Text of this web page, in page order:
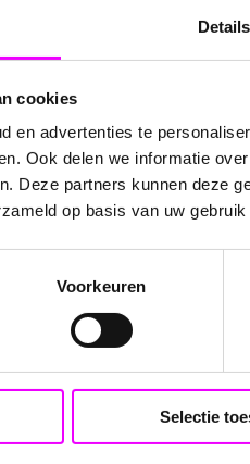
Details
cookies
en advertenties te
Ook delen we informatie
Deze partners kunnen deze
op basis van uw
Voorkeuren
Selectie
kraamcadeaus